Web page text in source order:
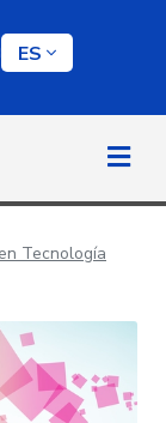
clave
ES
Tecnología